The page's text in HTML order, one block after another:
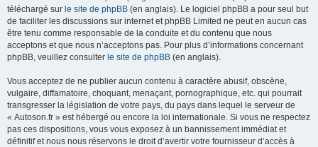
téléchargé sur le site de phpBB (en anglais). Le logiciel phpBB a pour seul but
de faciliter les discussions sur internet et phpBB Limited ne peut en aucun cas
être tenu comme responsable de la conduite et du contenu que nous
acceptons et que nous n’acceptons pas. Pour plus d’informations concernant
phpBB, veuillez consulter le site de phpBB (en anglais).
Vous acceptez de ne publier aucun contenu à caractère abusif, obscène,
vulgaire, diffamatoire, choquant, menaçant, pornographique, etc. qui pourrait
transgresser la législation de votre pays, du pays dans lequel le serveur de
« Autoson.fr » est hébergé ou encore la loi internationale. Si vous ne respectez
pas ces dispositions, vous vous exposez à un bannissement immédiat et
définitif et nous nous réservons le droit d’avertir votre fournisseur d’accès à